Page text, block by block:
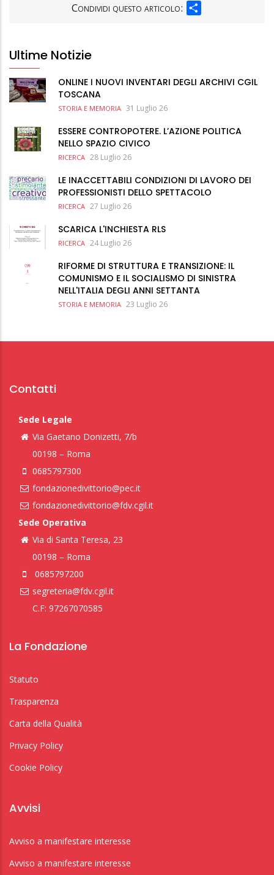
Condividi questo articolo:
Ultime Notizie
ONLINE I NUOVI INVENTARI DEGLI ARCHIVI CGIL
TOSCANA
STORIA E MEMORIA 31 Luglio 26
ESSERE CONTROPOTERE. L’AZIONE POLITICA
NELLO SPAZIO CIVICO
RICERCA 28 Luglio 26
LE INACCETTABILI CONDIZIONI DI LAVORO DEI
PROFESSIONISTI DELLO SPETTACOLO
RICERCA 27 Luglio 26
SCARICA L'INCHIESTA RLS
RICERCA 24 Luglio 26
RIFORME DI STRUTTURA E TRANSIZIONE: IL
COMUNISMO E IL SOCIALISMO DI SINISTRA
NELL'ITALIA DEGLI ANNI SETTANTA
STORIA E MEMORIA 23 Luglio 26
Contatti
Sede Legale
Via Gaetano Donizetti, 7/b
00198 – Roma
0685797300
fondazionedivittorio@pec.it
fondazionedivittorio@fdv.cgil.it
Sede Operativa
Via di Santa Teresa, 23
00198 – Roma
0685797200
segreteria@fdv.cgil.it
C.F: 97267070585
La Fondazione
Statuto
Trasparenza
Carta della Qualità
Privacy Policy
Cookie Policy
Avvisi
Avviso a manifestare interesse
Avviso a manifestare interesse